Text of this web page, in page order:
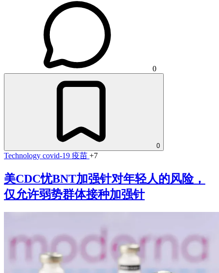
0
0
Technology covid-19 疫苗 +7
美CDC忧BNT加强针对年轻人的风险，
仅允许弱势群体接种加强针